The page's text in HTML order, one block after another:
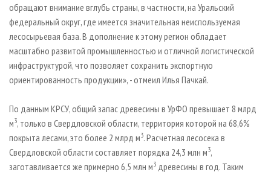
обращают внимание вглубь страны, в частности, на Уральский
федеральный округ, где имеется значительная неиспользуемая
лесосырьевая база. В дополнение к этому регион обладает
масштабно развитой промышленностью и отличной логистической
инфраструктурой, что позволяет сохранить экспортную
ориентированность продукции», - отмеил Илья Пачкай.
По данным КРСУ, общий запас древесины в УрФО превышает 8 млрд
м3, только в Свердловской области, территория которой на 68,6%
покрыта лесами, это более 2 млрд м3. Расчетная лесосека в
Свердловской области составляет порядка 24,3 млн м3,
заготавливается же примерно 6,5 млн м3 древесины в год. Таким